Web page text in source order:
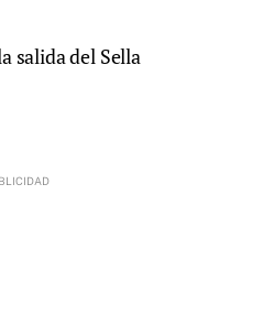
salida del Sella